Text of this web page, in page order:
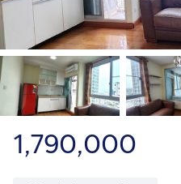
1,790,000